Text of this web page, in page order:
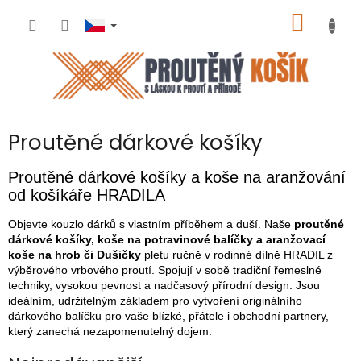
KOŠÍK
Proutěné dárkové košíky
Proutěné dárkové košíky a koše na aranžování
od košíkáře HRADILA
Objevte kouzlo dárků s vlastním příběhem a duší. Naše proutěné
dárkové košíky, koše na potravinové balíčky a aranžovací
koše na hrob či Dušičky pletu ručně v rodinné dílně HRADIL z
výběrového vrbového proutí. Spojují v sobě tradiční řemeslné
techniky, vysokou pevnost a nadčasový přírodní design. Jsou
ideálním, udržitelným základem pro vytvoření originálního
dárkového balíčku pro vaše blízké, přátele i obchodní partnery,
který zanechá nezapomenutelný dojem.